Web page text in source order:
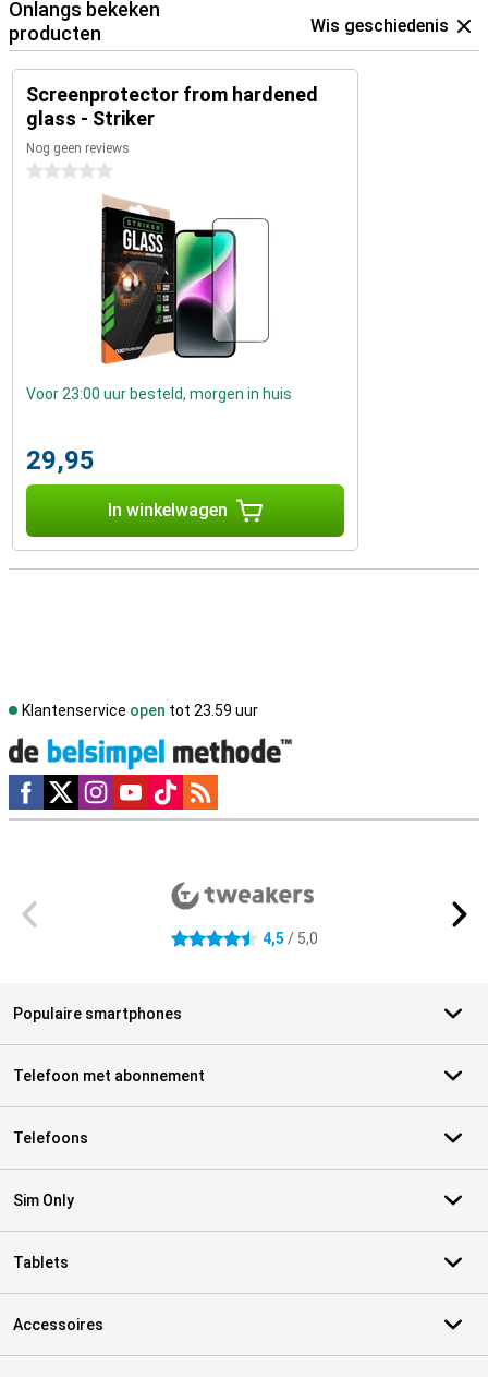
Onlangs bekeken
producten
Wis geschiedenis
Screenprotector from hardened
glass - Striker
Nog geen reviews
0 sterren
Voor 23:00 uur besteld, morgen in huis
29,95
In winkelwagen
Klantenservice open tot 23.59 uur
Social media
4.5 sterren 4,5 / 5,0
Populaire smartphones
Telefoon met abonnement
Telefoons
Sim Only
Tablets
Accessoires